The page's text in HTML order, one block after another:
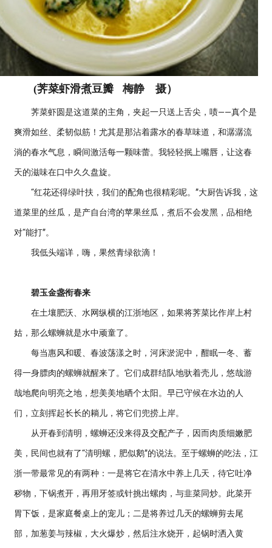
(荠菜虾滑煮豆瓣 梅静 摄）
荠菜虾圆是这道菜的主角，夹起一只送上舌尖，啧——真个是
爽滑如丝、柔韧似筋！尤其是那沾着露水的春草味道，和潺潺流
淌的春水气息，瞬间激活每一颗味蕾。我轻轻抿上嘴唇，让这春
天的滋味在口中久久盘旋。
“红花还得绿叶扶，我们的配角也很精彩呢。”大厨告诉我，这
道菜里的丝瓜，是产自台湾的苹果丝瓜，煮后不会发黑，品相绝
对“能打”。
我低头端详，嗨，果然青绿欲滴！
碧玉金盏衔春来
在土壤肥沃、水网纵横的江浙地区，如果将荠菜比作岸上村
姑，那么螺蛳就是水中顽童了。
每当惠风和暖、春波荡漾之时，河床淤泥中，酣眠一冬、蓄
得一身膘肉的螺蛳就醒来了。它们成群结队地驮着壳儿，悠哉游
哉地爬向明亮之地，想美美地晒个太阳。早已守候在水边的人
们，立刻挥起长长的耥儿，将它们兜捞上岸。
从开春到清明，螺蛳还没来得及交配产子，因而肉质细嫩肥
美，民间也就有了“清明螺，肥似鹅”的说法。至于螺蛳的吃法，江
浙一带最常见的有两种：一是将它在清水中养上几天，待它吐净
秽物，下锅煮开，再用牙签或针挑出螺肉，与韭菜同炒。此菜开
胃下饭，是家庭餐桌上的宠儿；二是将养过几天的螺蛳剪去尾
部，加葱姜与辣椒，大火爆炒，然后注水烧开，起锅时洒入黄